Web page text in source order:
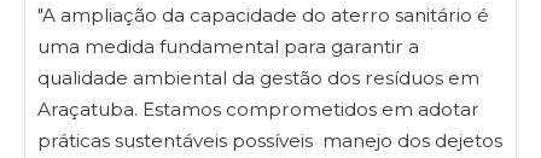
"A ampliação da capacidade do aterro sanitário é
uma medida fundamental para garantir a
qualidade ambiental da gestão dos resíduos em
Araçatuba. Estamos comprometidos em adotar
práticas sustentáveis possíveis manejo dos dejetos